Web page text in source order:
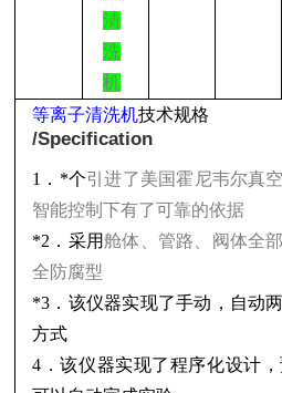
清
洗
机
等离子清洗机技术规格
/Specification
1 ．*个引进了美国霍尼韦尔真
智能控制下有了可靠的依据
*2 ．采用舱体、管路、阀体全
全防腐型
*3 ．该仪器实现了手动，自动
方式
4 ．该仪器实现了程序化设计